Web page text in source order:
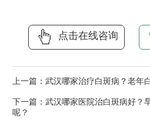
点击在线咨询
上一篇： 武汉哪家治疗白斑病？老年
下一篇： 武汉哪家医院治白斑病好？
呢？